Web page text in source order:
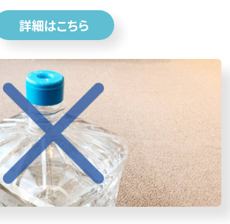
詳細はこちら